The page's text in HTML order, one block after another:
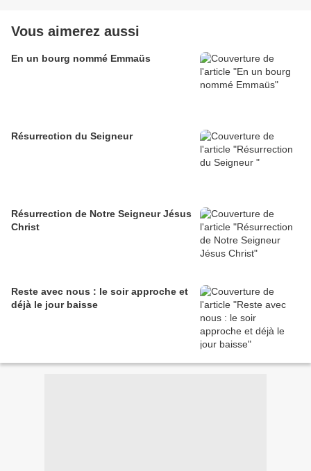
Vous aimerez aussi
En un bourg nommé Emmaüs
Résurrection du Seigneur
Résurrection de Notre Seigneur Jésus
Christ
Reste avec nous : le soir approche et
déjà le jour baisse